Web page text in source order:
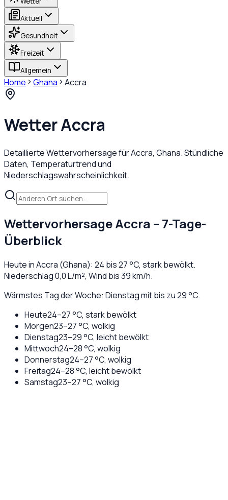
Aktuell
Gesundheit
Freizeit
Allgemein
Home Ghana Accra
WetterAccra
Detaillierte Wettervorhersage fürAccra, Ghana. Stündliche
Daten, Temperaturtrend und
Niederschlagswahrscheinlichkeit.
WettervorhersageAccra – 7-Tage-
Überblick
Heute inAccra (Ghana): 24 bis27°C, stark bewölkt.
Niederschlag0,0L/m², Wind bis39km/h.
Wärmstes Tag der Woche: Dienstag mit bis zu 29 °C.
Heute24–27°C, stark bewölkt
Morgen23–27°C, wolkig
Dienstag23–29°C, leicht bewölkt
Mittwoch24–28°C, wolkig
Donnerstag24–27°C, wolkig
Freitag24–28°C, leicht bewölkt
Samstag23–27°C, wolkig